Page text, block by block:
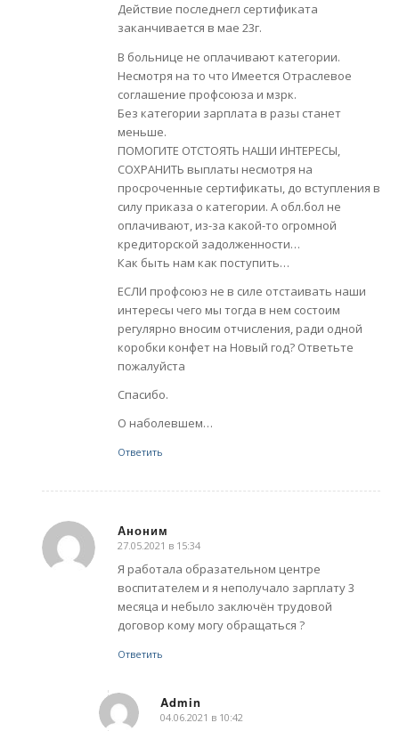
Действие последнегл сертификата
заканчивается в мае 23г.
В больнице не оплачивают категории.
Несмотря на то что Имеется Отраслевое
соглашение профсоюза и мзрк.
Без категории зарплата в разы станет
меньше.
ПОМОГИТЕ ОТСТОЯТЬ НАШИ ИНТЕРЕСЫ,
СОХРАНИТЬ выплаты несмотря на
просроченные сертификаты, до вступления в
силу приказа о категории. А обл.бол не
оплачивают, из-за какой-то огромной
кредиторской задолженности…
Как быть нам как поступить…
ЕСЛИ профсоюз не в силе отстаивать наши
интересы чего мы тогда в нем состоим
регулярно вносим отчисления, ради одной
коробки конфет на Новый год? Ответьте
пожалуйста
Спасибо.
О наболевшем…
Ответить
Аноним
говорит:
27.05.2021 в 15:34
Я работала образательном центре
воспитателем и я неполучало зарплату 3
месяца и небыло заключён трудовой
договор кому могу обращаться ?
Ответить
Admin
говорит:
04.06.2021 в 10:42